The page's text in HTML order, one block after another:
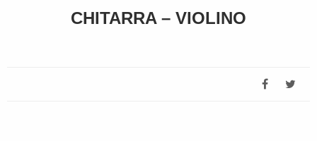
CHITARRA – VIOLINO